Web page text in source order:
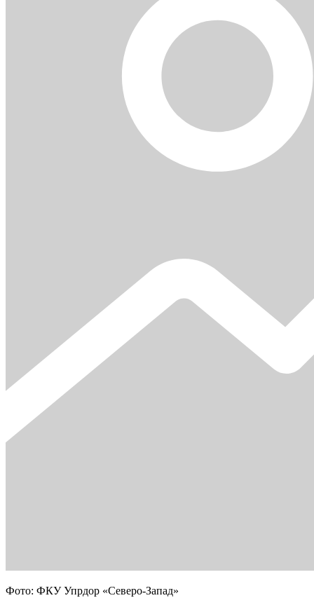
Фото: ФКУ Упрдор «Северо-Запад»